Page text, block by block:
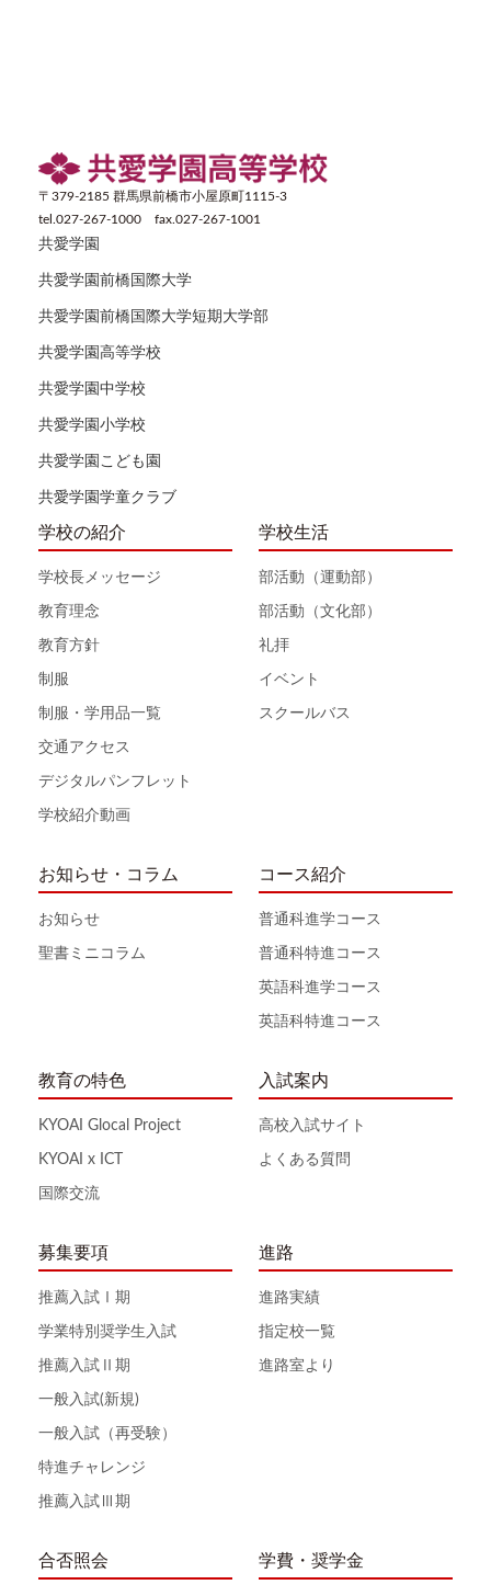
〒379-2185 群馬県前橋市小屋原町1115-3
tel.027-267-1000 fax.027-267-1001
共愛学園
共愛学園前橋国際大学
共愛学園前橋国際大学短期大学部
共愛学園高等学校
共愛学園中学校
共愛学園小学校
共愛学園こども園
共愛学園学童クラブ
学校の紹介
学校長メッセージ
教育理念
教育方針
制服
制服・学用品一覧
交通アクセス
デジタルパンフレット
学校紹介動画
学校生活
部活動（運動部）
部活動（文化部）
礼拝
イベント
スクールバス
お知らせ・コラム
お知らせ
聖書ミニコラム
コース紹介
普通科進学コース
普通科特進コース
英語科進学コース
英語科特進コース
教育の特色
KYOAI Glocal Project
KYOAI x ICT
国際交流
入試案内
高校入試サイト
よくある質問
募集要項
推薦入試Ⅰ期
学業特別奨学生入試
推薦入試Ⅱ期
一般入試(新規)
一般入試（再受験）
特進チャレンジ
推薦入試Ⅲ期
進路
進路実績
指定校一覧
進路室より
合否照会 学費・奨学金